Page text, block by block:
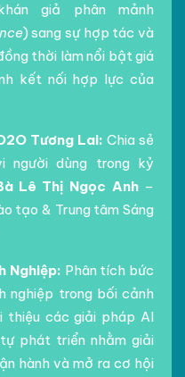
giả phân mảnh
) sang sự hợp tác và
thời làm nổi bật giá
kết nối hợp lực của
Tương Lai: Chia sẻ
người dùng trong kỷ
Lê Thị Ngọc Anh–
tạo & Trung tâm Sáng
Nghiệp: Phân tích bức
nghiệp trong bối cảnh
thiệu các giải pháp AI
phát triển nhằm giải
hành và mở ra cơ hội